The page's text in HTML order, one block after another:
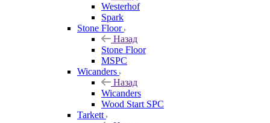
Westerhof
Spark
Stone Floor
Назад
Stone Floor
MSPC
Wicanders
Назад
Wicanders
Wood Start SPC
Tarkett